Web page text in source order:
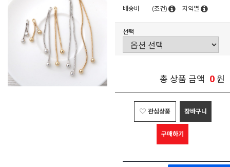
배송비
(조건) 지역별
선택
총 상품 금액 0원
관심상품 장바구니
구매하기